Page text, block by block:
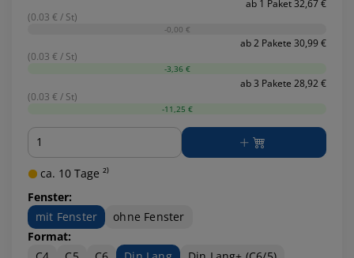
ab 1 Paket 32,67 €
(0.03 € / St)
-0,00 €
ab 2 Pakete 30,99 €
(0.03 € / St)
-3,36 €
ab 3 Pakete 28,92 €
(0.03 € / St)
-11,25 €
Menge
ca. 10 Tage ²⁾
Fenster:
mit Fenster
ohne Fenster
Format: